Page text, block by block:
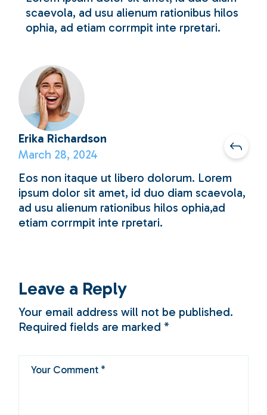
scaevola, ad usu alienum rationibus hilos
ophia, ad etiam corrmpit inte rpretari.
Erika Richardson
March 28, 2024
Eos non itaque ut libero dolorum. Lorem
ipsum dolor sit amet, id duo diam scaevola,
ad usu alienum rationibus hilos ophia,ad
etiam corrmpit inte rpretari.
Leave a Reply
Your email address will not be published.
Required fields are marked *